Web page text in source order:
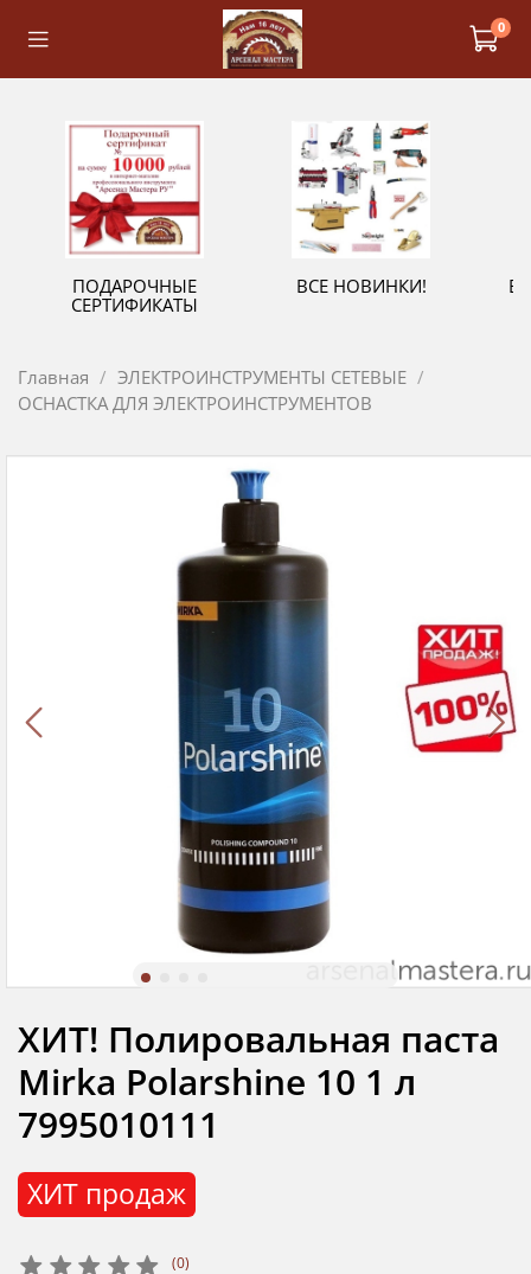
0
ПОДАРОЧНЫЕ
СЕРТИФИКАТЫ
ВСЕ НОВИНКИ!
Главная
ЭЛЕКТРОИНСТРУМЕНТЫ СЕТЕВЫЕ
ОСНАСТКА ДЛЯ ЭЛЕКТРОИНСТРУМЕНТОВ
(0)
ХИТ продаж
ХИТ! Полировальная паста
Mirka Polarshine 10 1 л
7995010111